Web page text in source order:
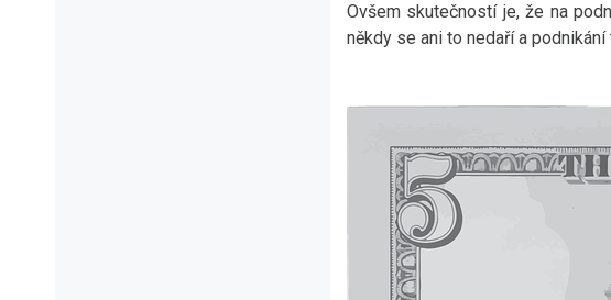
Ovšem skutečností je, že na
někdy se ani to nedaří a